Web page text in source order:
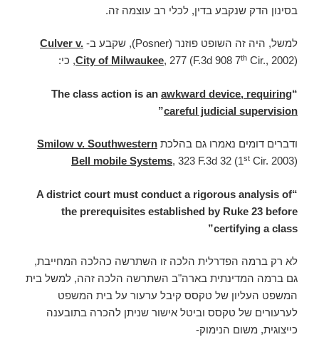
בסינון הדק שנקבע בדין, לכלי רב עוצמה זה.
למשל, היה זה השופט פוזנר (Posner), שקבע ב-
Culver v.
City of Milwaukee, 277 (F.3d 908 7th Cir., 2002), כי:
“The class action is an
awkward device, requiring
careful judicial supervision
”
ודברים דומים נאמרו גם בהלכת Smilow v. Southwestern
Bell mobile Systems, 323 F.3d 32 (1st Cir. 2003)
“A district court must conduct a rigorous analysis of
the prerequisites established by Ruke 23 before
certifying a class”
לא רק ברמה הפדרלית הלכה זו השתרשה כהלכה המחייבת,
גם ברמה המדינתית בארה"ב השתרשה הלכה זהה, למשל בית
המשפט העליון של טקסס קיבל ערעור על בית המשפט
לערעורים של טקסס וביטל אישור שניתן להכרה בתובענה
כייצוגית, משום הנימוק-